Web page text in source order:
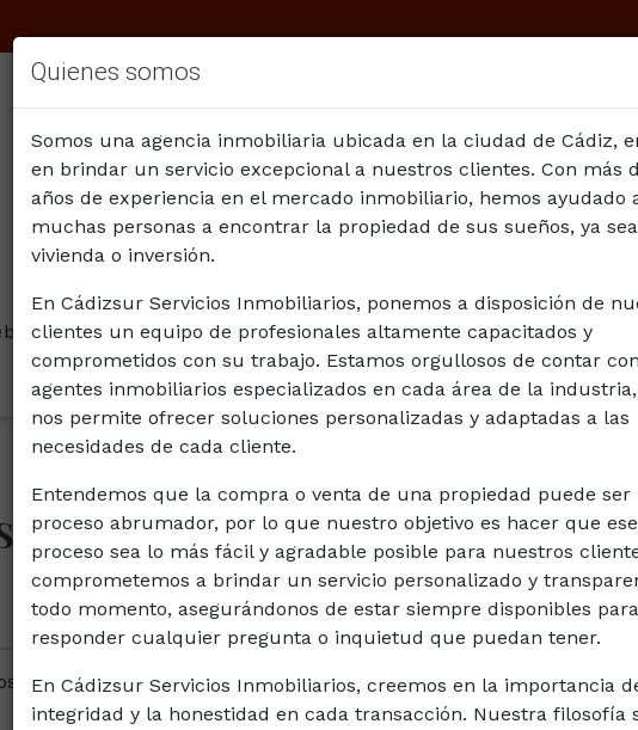
Vendemos su inmueble Valoración Online
Anterior Siguiente
248.000€
Ref.CADCA000461
Quienes somos
Somos una agencia inmobiliaria ubicada en la ciudad de Cádiz,
en brindar un servicio excepcional a nuestros clientes. Con más
años de experiencia en el mercado inmobiliario, hemos ayudado
muchas personas a encontrar la propiedad de sus sueños, ya
vivienda o inversión.
En Cádizsur Servicios Inmobiliarios, ponemos a disposición de
clientes un equipo de profesionales altamente capacitados y
comprometidos con su trabajo. Estamos orgullosos de contar
agentes inmobiliarios especializados en cada área de la
nos permite ofrecer soluciones personalizadas y adaptadas a las
necesidades de cada cliente.
Entendemos que la compra o venta de una propiedad puede ser
proceso abrumador, por lo que nuestro objetivo es hacer que ese
proceso sea lo más fácil y agradable posible para nuestros
comprometemos a brindar un servicio personalizado y
todo momento, asegurándonos de estar siempre disponibles para
responder cualquier pregunta o inquietud que puedan tener.
En Cádizsur Servicios Inmobiliarios, creemos en la importancia
integridad y la honestidad en cada transacción. Nuestra filosofía